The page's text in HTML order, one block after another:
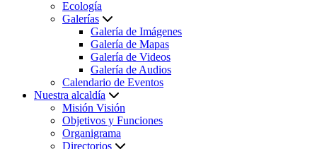
Ecología
Galerías
Galería de Imágenes
Galería de Mapas
Galería de Videos
Galería de Audios
Calendario de Eventos
Nuestra alcaldía
Misión Visión
Objetivos y Funciones
Organigrama
Directorios